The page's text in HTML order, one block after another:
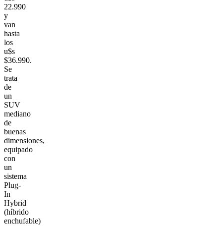
22.990
y
van
hasta
los
u$s
$36.990.
Se
trata
de
un
SUV
mediano
de
buenas
dimensiones,
equipado
con
un
sistema
Plug-
In
Hybrid
(híbrido
enchufable)